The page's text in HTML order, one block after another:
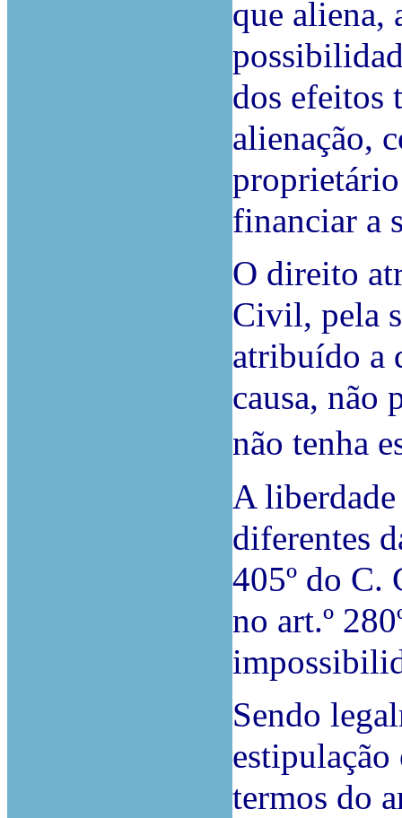
que aliena,
dos efeitos
alienação,
financiar a
O direito
Civil, pela
atribuído a
causa, não
não tenha
A liberdade
diferentes
405º do C.
no art.º
Sendo
estipulação
termos do